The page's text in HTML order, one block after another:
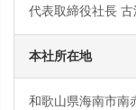
代表取締役社長
本社所在地
和歌山県海南市